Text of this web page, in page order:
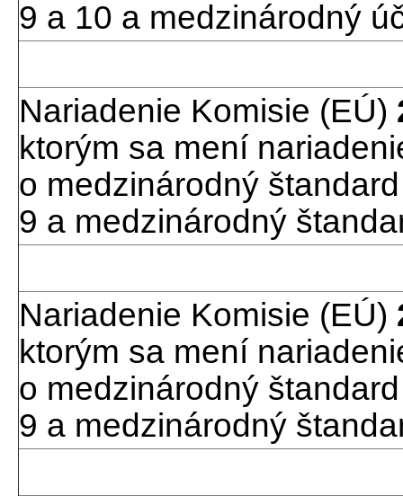
9 a 10 a medzinárodný
Nariadenie Komisie (EÚ)
ktorým sa mení
o medzinárodný
9 a medzinárodný
Nariadenie Komisie (EÚ)
ktorým sa mení
o medzinárodný
9 a medzinárodný